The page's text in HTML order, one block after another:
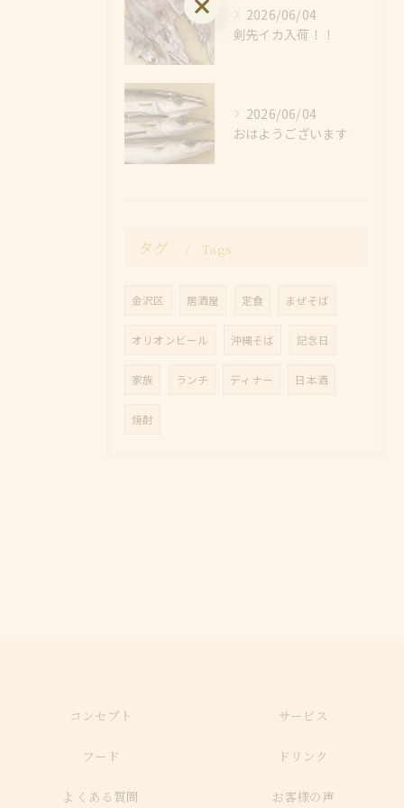
2026/06/04
剣先イカ入荷！！
2026/06/04
おはようございます
タグ Tags
金沢区 居酒屋 定食 まぜそば
オリオンビール 沖縄そば 記念日
家族 ランチ ディナー 日本酒
焼酎
コンセプト サービス
フード ドリンク
よくある質問 お客様の声